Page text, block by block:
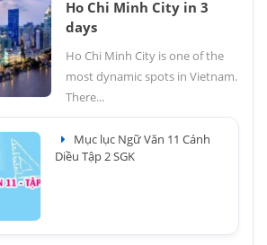
Ho Chi Minh City in 3
days
Ho Chi Minh City is one of the
most dynamic spots in Vietnam.
There...
Mục lục Ngữ Văn 11 Cánh
Diều Tập 2 SGK